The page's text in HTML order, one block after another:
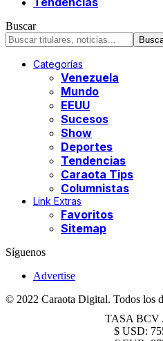
Buscar
Categorías
Venezuela
Mundo
EEUU
Sucesos
Show
Deportes
Tendencias
Caraota Tips
Columnistas
Link Extras
Favoritos
Sitemap
Síguenos
Advertise
© 2022 Caraota Digital. Todos los
TASA BCV
$ USD: